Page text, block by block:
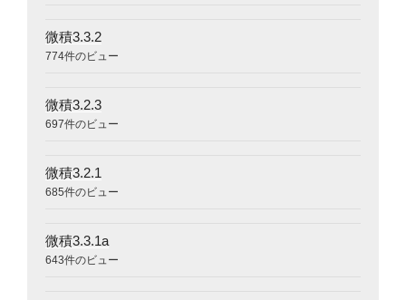
微積3.3.2
774件のビュー
微積3.2.3
697件のビュー
微積3.2.1
685件のビュー
微積3.3.1a
643件のビュー